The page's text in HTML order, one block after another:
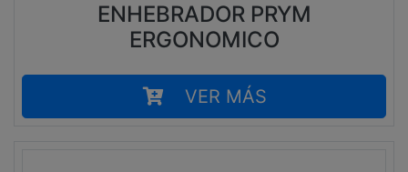
ENHEBRADOR PRYM
ERGONOMICO
VER MÁS